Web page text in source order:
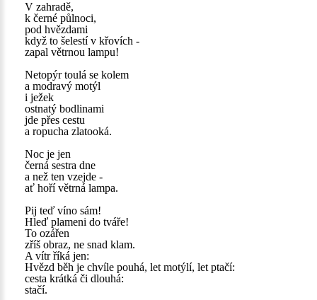
V zahradě,
k černé půlnoci,
pod hvězdami
když to šelestí v křovích -
zapal větrnou lampu!
Netopýr toulá se kolem
a modravý motýl
i ježek
ostnatý bodlinami
jde přes cestu
a ropucha zlatooká.
Noc je jen
černá sestra dne
a než ten vzejde -
ať hoří větrná lampa.
Pij teď víno sám!
Hleď plameni do tváře!
To ozářen
zříš obraz, ne snad klam.
A vítr říká jen:
Hvězd běh je chvíle pouhá, let motýlí, let ptačí:
cesta krátká či dlouhá:
stačí.